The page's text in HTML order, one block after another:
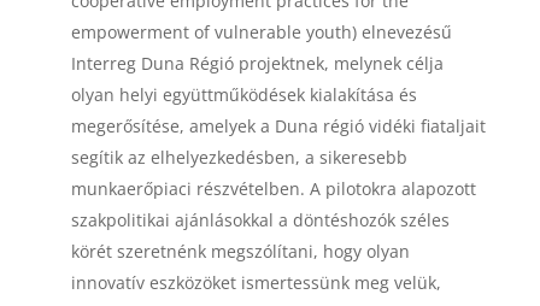
empowerment of vulnerable youth) elnevezésű
Interreg Duna Régió projektnek, melynek célja
olyan helyi együttműködések kialakítása és
megerősítése, amelyek a Duna régió vidéki fiataljait
segítik az elhelyezkedésben, a sikeresebb
munkaerőpiaci részvételben. A pilotokra alapozott
szakpolitikai ajánlásokkal a döntéshozók széles
körét szeretnénk megszólítani, hogy olyan
innovatív eszközöket ismertessünk meg velük,